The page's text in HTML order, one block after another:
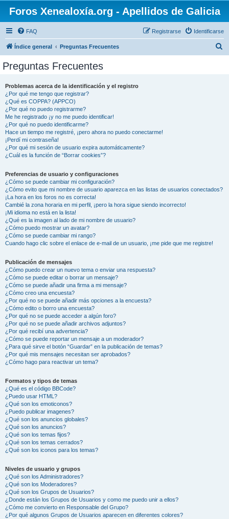
Foros Xenealoxía.org - Apellidos de Galicia
FAQ Identificarse
Registrarse
Índice general Preguntas Frecuentes
Preguntas Frecuentes
Problemas acerca de la identificación y el registro
¿Por qué me tengo que registrar?
¿Qué es COPPA? (APPCO)
¿Por qué no puedo registrarme?
Me he registrado ¡y no me puedo identificar!
¿Por qué no puedo identificarme?
Hace un tiempo me registré, ¡pero ahora no puedo conectarme!
¡Perdí mi contraseña!
¿Por qué mi sesión de usuario expira automáticamente?
¿Cuál es la función de “Borrar cookies”?
Preferencias de usuario y configuraciones
¿Cómo se puede cambiar mi configuración?
¿Cómo evito que mi nombre de usuario aparezca en las listas de usuarios conectados?
¡La hora en los foros no es correcta!
Cambié la zona horaria en mi perfil, ¡pero la hora sigue siendo incorrecto!
¡Mi idioma no está en la lista!
¿Qué es la imagen al lado de mi nombre de usuario?
¿Cómo puedo mostrar un avatar?
¿Cómo se puede cambiar mi rango?
Cuando hago clic sobre el enlace de e-mail de un usuario, ¡me pide que me registre!
Publicación de mensajes
¿Cómo puedo crear un nuevo tema o enviar una respuesta?
¿Cómo se puede editar o borrar un mensaje?
¿Cómo se puede añadir una firma a mi mensaje?
¿Cómo creo una encuesta?
¿Por qué no se puede añadir más opciones a la encuesta?
¿Cómo edito o borro una encuesta?
¿Por qué no se puede acceder a algún foro?
¿Por qué no se puede añadir archivos adjuntos?
¿Por qué recibí una advertencia?
¿Cómo se puede reportar un mensaje a un moderador?
¿Para qué sirve el botón “Guardar” en la publicación de temas?
¿Por qué mis mensajes necesitan ser aprobados?
¿Cómo hago para reactivar un tema?
Formatos y tipos de temas
¿Qué es el código BBCode?
¿Puedo usar HTML?
¿Qué son los emoticonos?
¿Puedo publicar imagenes?
¿Qué son los anuncios globales?
¿Qué son los anuncios?
¿Qué son los temas fijos?
¿Qué son los temas cerrados?
¿Qué son los iconos para los temas?
Niveles de usuario y grupos
¿Qué son los Administradores?
¿Qué son los Moderadores?
¿Qué son los Grupos de Usuarios?
¿Donde están los Grupos de Usuarios y como me puedo unir a ellos?
¿Cómo me convierto en Responsable del Grupo?
¿Por qué algunos Grupos de Usuarios aparecen en diferentes colores?